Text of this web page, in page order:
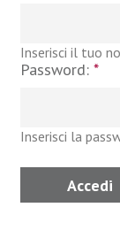
Inserisci il tuo
Password: *
Inserisci la